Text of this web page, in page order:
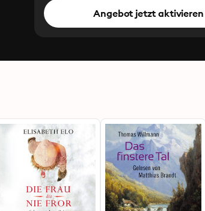
Angebot jetzt aktivieren